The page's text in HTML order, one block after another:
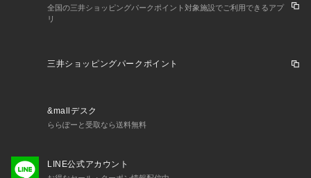
全国の三井ショッピングパークポイント対象施設でご利用できるアプ
リ
三井ショッピングパークポイント
&mallデスク
ららぽーと受取なら送料無料
LINE公式アカウント